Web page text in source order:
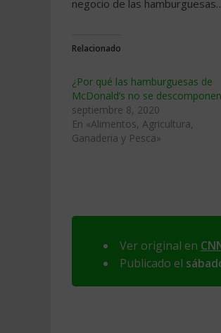
negocio de las
Relacionado
¿Por qué las hamburguesas de
McDonald’s no se
septiembre 8, 2020
En «Alimentos, Agricultura,
Ganaderia y Pesca»
Ver original en
Publicado el